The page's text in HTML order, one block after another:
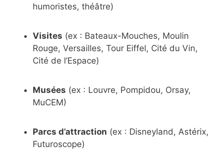
humoristes, théâtre)
Visites (ex : Bateaux-Mouches, Moulin
Rouge, Versailles, Tour Eiffel, Cité du Vin,
Cité de l’Espace)
Musées (ex : Louvre, Pompidou, Orsay,
MuCEM)
Parcs d’attraction (ex : Disneyland, Astérix,
Futuroscope)